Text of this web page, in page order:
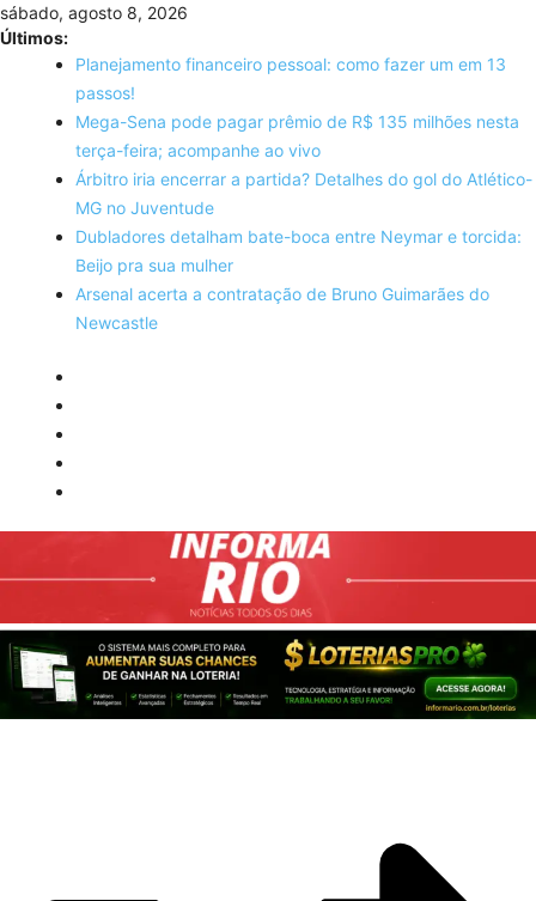
Skip
to
content
sábado, agosto 8, 2026
Últimos:
Planejamento financeiro pessoal: como fazer um em 13
passos!
Mega-Sena pode pagar prêmio de R$ 135 milhões nesta
terça-feira; acompanhe ao vivo
Árbitro iria encerrar a partida? Detalhes do gol do Atlético-
MG no Juventude
Dubladores detalham bate-boca entre Neymar e torcida:
Beijo pra sua mulher
Arsenal acerta a contratação de Bruno Guimarães do
Newcastle